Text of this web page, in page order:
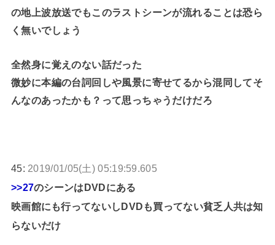
の地上波放送でもこのラストシーンが流れることは恐ら
く無いでしょう
全然身に覚えのない話だった
微妙に本編の台詞回しや風景に寄せてるから混同してそ
んなのあったかも？って思っちゃうだけだろ
45: 2019/01/05(土) 05:19:59.605
>>27のシーンはDVDにある
映画館にも行ってないしDVDも買ってない貧乏人共は知
らないだけ